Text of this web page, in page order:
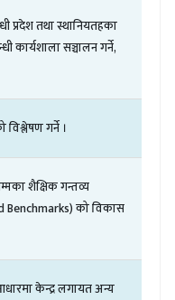
प्रदेशतथास्थानियतहका
कार्यशालासञ्चालनगर्ने,
विश्लेषणगर्ने ।
शैक्षिकगन्तव्य
Benchmarks)कोविकास
केन्द्रलगायतअन्य